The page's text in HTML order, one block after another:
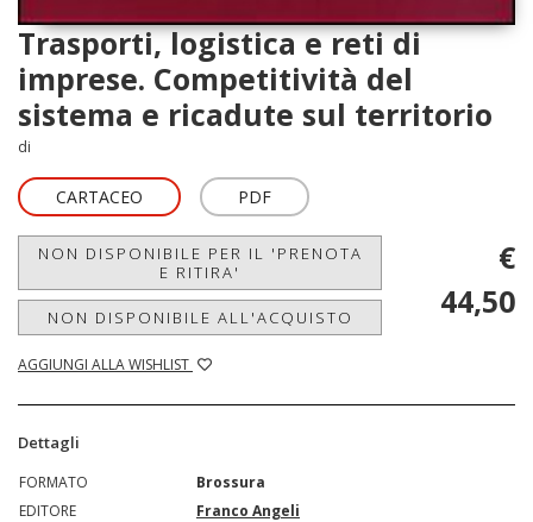
Trasporti, logistica e reti di
imprese. Competitività del
sistema e ricadute sul territorio
di
CARTACEO PDF
NON DISPONIBILE PER IL 'PRENOTA
E RITIRA'
NON DISPONIBILE ALL'ACQUISTO
AGGIUNGI ALLA WISHLIST
€
44,50
Dettagli
FORMATO
Brossura
EDITORE
Franco Angeli